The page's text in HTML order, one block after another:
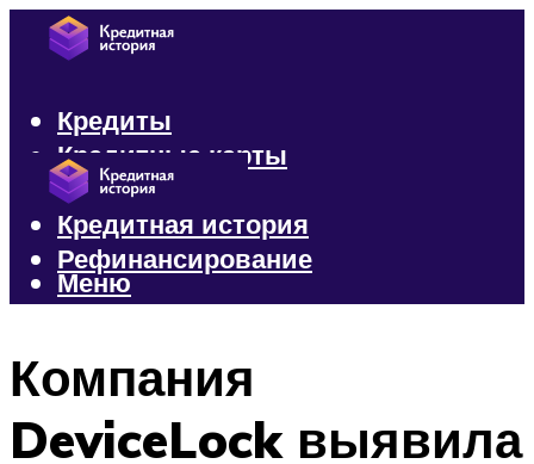
Кредиты
Кредитные карты
Микрозаймы
Кредитная история
Рефинансирование
Меню
Компания
DeviceLock выявила